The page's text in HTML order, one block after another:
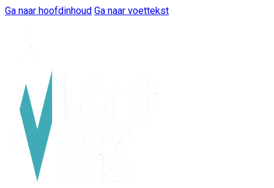
Ga naar hoofdinhoud Ga naar voettekst